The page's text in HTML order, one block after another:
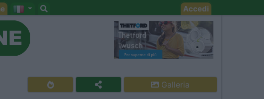
Accedi
Galleria